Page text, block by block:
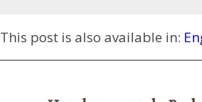
This post is also available in: